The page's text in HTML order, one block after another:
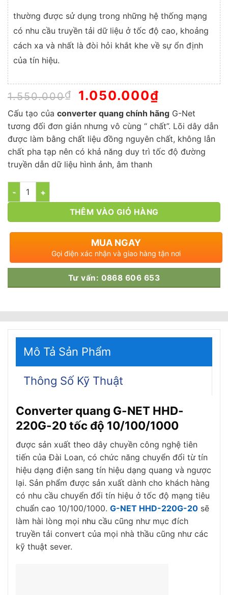
thường được sử dụng trong những hệ thống mạng
có nhu cầu truyền tải dữ liệu ở tốc độ cao, khoảng
cách xa và nhất là đòi hỏi khắt khe về sự ổn định
của tín hiệu.
1.550.000₫
Giá
gốc
là:
1.550.000₫.
1.050.000₫
tại
là:
Cấu tạo của converter quang chính hãng G-Net
tương đối đơn giản nhưng vô cùng “ chất”. Lõi dây dẫn
được làm bằng chất liệu đồng nguyên chất, không lẫn
chất pha tạp nên có khả năng duy trì tốc độ đường
truyền dẫn dữ liệu hình ảnh, âm thanh
Số lượng
THÊM VÀO GIỎ HÀNG
MUA NGAY
Gọi điện xác nhận và giao hàng tận nơi
Tư vấn: 0868 606 653
Mô Tả Sản Phẩm
Thông Số Kỹ Thuật
Converter quang G-NET HHD-
220G-20 tốc độ 10/100/1000
được sản xuất theo dây chuyền công nghệ tiên
tiến của Đài Loan, có chức năng chuyển đổi từ tín
hiệu dạng điện sang tín hiệu dạng quang và ngược
lại. Sản phẩm được sản xuất dành cho khách hàng
có nhu cầu chuyển đổi tín hiệu ở tốc độ mạng tiêu
chuẩn cao 10/100/1000. G-NET HHD-220G-20 sẽ
làm hài lòng mọi nhu cầu cũng như mục đích
truyền tải convert của mọi nhà thầu cũng như các
kỹ thuật sever.